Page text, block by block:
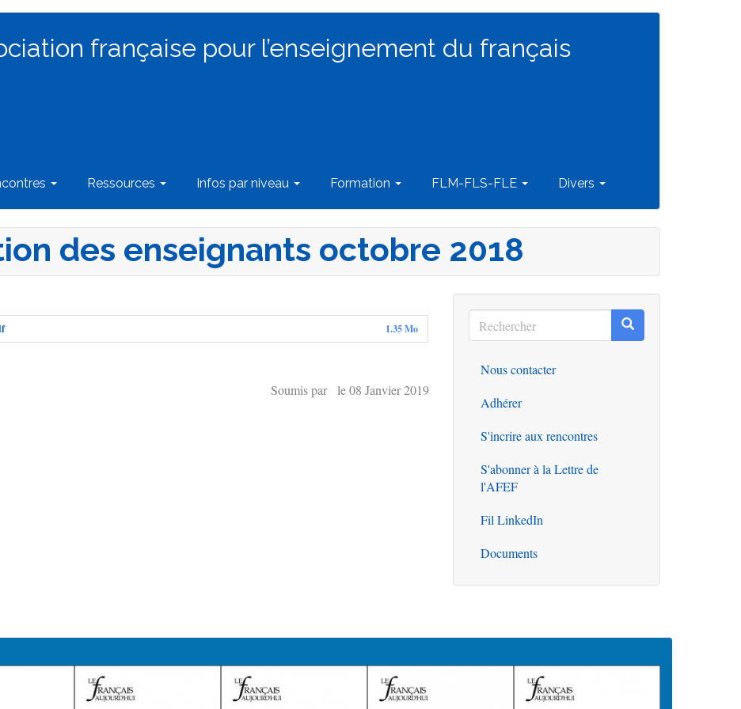
française pour l’enseignement du français
Ressources Infos par niveau Formation FLM-FLS-FLE Divers
des enseignants octobre 2018
1.35 Mo
Soumis par le 08 Janvier 2019
Rechercher
Rechercher Rechercher
Outils
Nous contacter
Adhérer
S'incrire aux rencontres
S'abonner à la Lettre de
l'AFEF
Fil LinkedIn
Documents